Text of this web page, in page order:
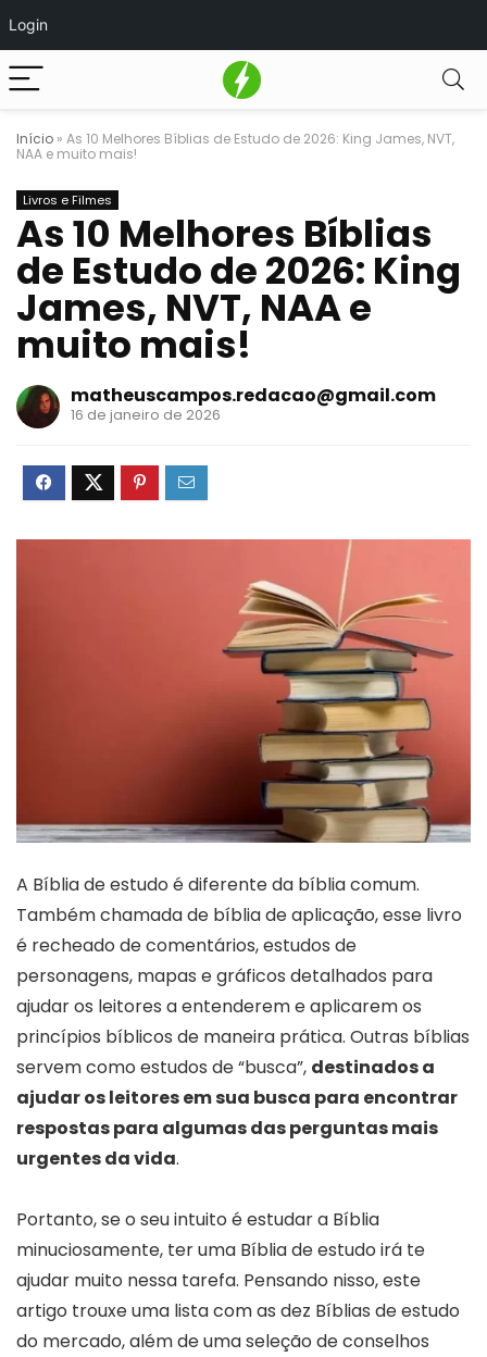
Login
Início » As 10 Melhores Bíblias de Estudo de 2026: King James, NVT,
NAA e muito mais!
Livros e Filmes
As 10 Melhores Bíblias
de Estudo de 2026: King
James, NVT, NAA e
muito mais!
matheuscampos.redacao@gmail.com
16 de janeiro de 2026
A Bíblia de estudo é diferente da bíblia comum.
Também chamada de bíblia de aplicação, esse livro
é recheado de comentários, estudos de
personagens, mapas e gráficos detalhados para
ajudar os leitores a entenderem e aplicarem os
princípios bíblicos de maneira prática. Outras bíblias
servem como estudos de “busca”, destinados a
ajudar os leitores em sua busca para encontrar
respostas para algumas das perguntas mais
urgentes da vida.
Portanto, se o seu intuito é estudar a Bíblia
minuciosamente, ter uma Bíblia de estudo irá te
ajudar muito nessa tarefa. Pensando nisso, este
artigo trouxe uma lista com as dez Bíblias de estudo
do mercado, além de uma seleção de conselhos